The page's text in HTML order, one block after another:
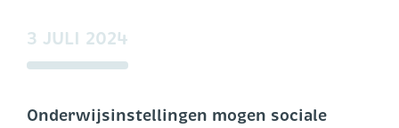
3 JULI 2024
Onderwijsinstellingen mogen sociale